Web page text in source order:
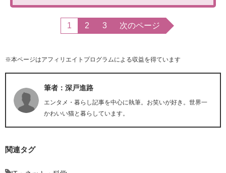
1 2 3 次のページ
※本ページはアフィリエイトプログラムによる収益を得ています
筆者：深戸進路
エンタメ・暮らし記事を中心に執筆。お笑いが好き。世界一
かわいい猫と暮らしています。
関連タグ